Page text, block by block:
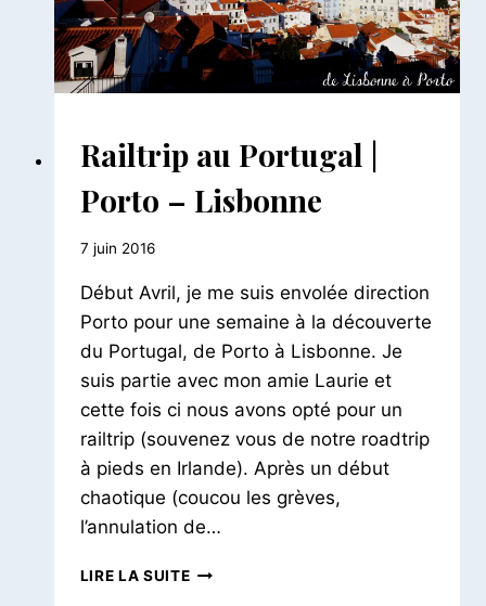
AILLEURS
|Railtrip au Portugal |
Porto – Lisbonne
Par
Petit
Pois
7 juin 2016
Début Avril, je me suis envolée direction
Porto pour une semaine à la découverte
du Portugal, de Porto à Lisbonne. Je
suis partie avec mon amie Laurie et
cette fois ci nous avons opté pour un
railtrip (souvenez vous de notre roadtrip
à pieds en Irlande). Après un début
chaotique (coucou les grèves,
l’annulation de…
LIRE LA SUITERAILTRIP